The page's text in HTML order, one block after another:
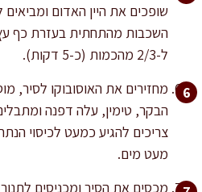
שופכים את היין האדום
השכבות מהתחתית בעזרת כף
ל-2/3 מהכמות (כ-5 דקות).
מחזירים את האוסובוקו לסיר,
הבקר, טימין, עלה דפנה
צריכים להגיע כמעט לכיסוי
מעט מים.